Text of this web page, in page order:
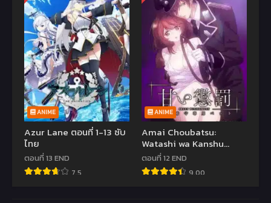
ANIME
Azur Lane ตอนที่ 1-13 ซับ
ไทย
ตอนที่ 13 END
7.5
ANIME
Amai Choubatsu:
Watashi wa Kanshu
Senyou Pet
ตอนที่ 12 END
9.00